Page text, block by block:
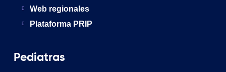
Web regionales
Plataforma PRIP
Pediatras